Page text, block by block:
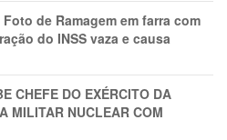
de Ramagem em farra com
do INSS vaza e causa
CHEFE DO EXÉRCITO DA
MILITAR NUCLEAR COM